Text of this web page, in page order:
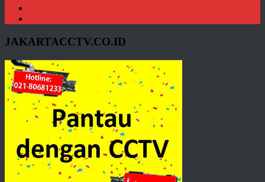
JAKARTACCTV.CO.ID